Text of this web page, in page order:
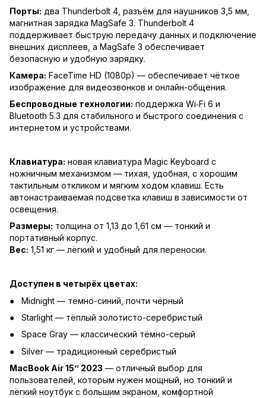
Порты: два Thunderbolt 4, разъём для наушников 3,5 мм,
магнитная зарядка MagSafe 3. Thunderbolt 4
поддерживает быструю передачу данных и подключение
внешних дисплеев, а MagSafe 3 обеспечивает
безопасную и удобную зарядку.
Камера: FaceTime HD (1080p) — обеспечивает чёткое
изображение для видеозвонков и онлайн-общения.
Беспроводные технологии: поддержка Wi‑Fi 6 и
Bluetooth 5.3 для стабильного и быстрого соединения с
интернетом и устройствами.
Клавиатура: новая клавиатура Magic Keyboard с
ножничным механизмом — тихая, удобная, с хорошим
тактильным откликом и мягким ходом клавиш. Есть
автонастраиваемая подсветка клавиш в зависимости от
освещения.
Размеры: толщина от 1,13 до 1,61 см — тонкий и
портативный корпус.
Вес: 1,51 кг — лёгкий и удобный для переноски.
Доступен в четырёх цветах:
Midnight — тёмно-синий, почти чёрный
Starlight — тёплый золотисто-серебристый
Space Gray — классический тёмно-серый
Silver — традиционный серебристый
MacBook Air 15’’ 2023 — отличный выбор для
пользователей, которым нужен мощный, но тонкий и
лёгкий ноутбук с большим экраном, комфортной